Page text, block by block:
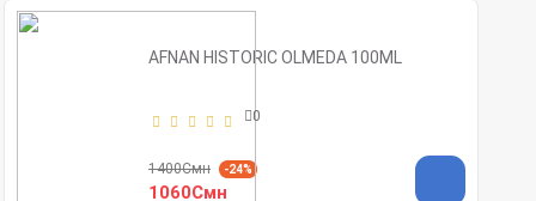
AFNAN HISTORIC OLMEDA 100ML
0
1400Смн -24%
1060Смн